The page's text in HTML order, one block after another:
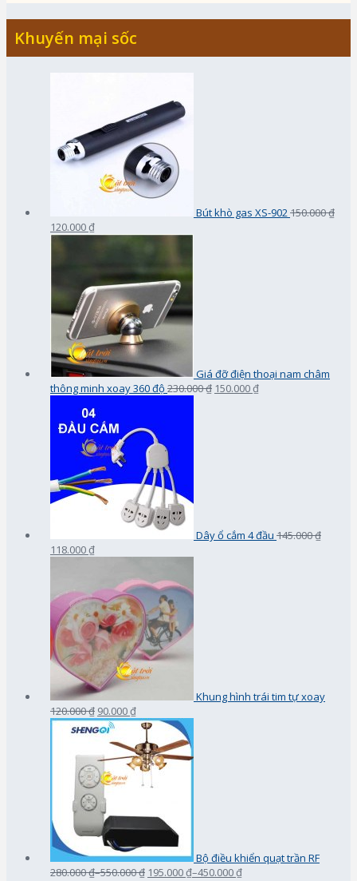
Khuyến mại sốc
Bút khò gas XS-902150.000 ₫
120.000 ₫
Giá đỡ điện thoại nam châm
thông minh xoay 360 độ 230.000 ₫ 150.000 ₫
Dây ổ cắm 4 đầu 145.000 ₫
118.000 ₫
Khung hình trái tim tự xoay
120.000 ₫ 90.000 ₫
Bộ điều khiển quạt trần RF
280.000 ₫–550.000 ₫ 195.000 ₫–450.000 ₫